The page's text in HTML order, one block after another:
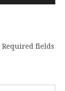
Required fields